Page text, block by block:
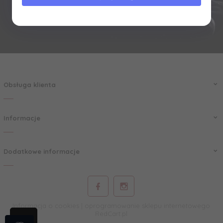
Obsługa klienta
Informacje
Dodatkowe informacje